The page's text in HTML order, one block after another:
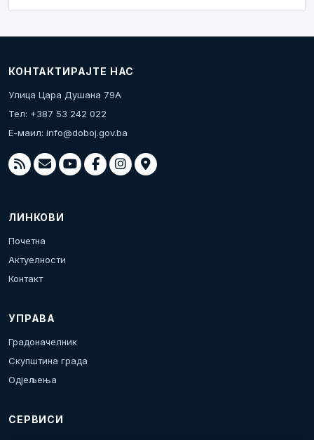
КОНТАКТИРАЈТЕ НАС
Улица Цара Душана 79А
Тел: +387 53 242 022
Е-маил: info@doboj.gov.ba
ЛИНКОВИ
Почетна
Актуелности
Контакт
УПРАВА
Градоначелник
Скупштина града
Одјељења
СЕРВИСИ